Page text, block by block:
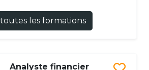
les formations
Analyste financier